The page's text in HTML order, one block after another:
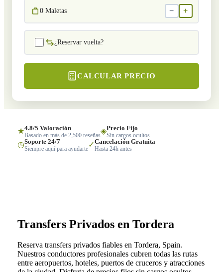
0 Maletas − +
¿Reservar vuelta?
CALCULAR PRECIO
★4.8/5 Valoración
Basado en más de 2,500 reseñas◈Precio Fijo
Sin cargos ocultos
◷Soporte 24/7
Siempre aquí para ayudarte✓Cancelación Gratuita
Hasta 24h antes
Transfers Privados en Tordera
Reserva transfers privados fiables en Tordera, Spain.
Nuestros conductores profesionales cubren todas las rutas
entre aeropuertos, hoteles, puertos de cruceros y atracciones